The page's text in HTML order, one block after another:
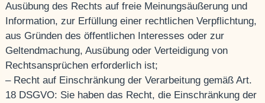
Ausübung des Rechts auf freie Meinungsäußerung und
Information, zur Erfüllung einer rechtlichen Verpflichtung,
aus Gründen des öffentlichen Interesses oder zur
Geltendmachung, Ausübung oder Verteidigung von
Rechtsansprüchen erforderlich ist;
– Recht auf Einschränkung der Verarbeitung gemäß Art.
18 DSGVO: Sie haben das Recht, die Einschränkung der